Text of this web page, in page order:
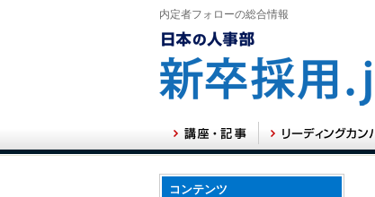
内定者フォローの総合情報
コンテンツ